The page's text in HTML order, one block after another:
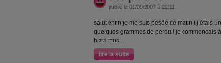
publié le 01/09/2007 à 22:11
salut enfin je me suis pesée ce matin ! j étais
quelques grammes de perdu ! je commencais
biz à tous ..
lire la suite